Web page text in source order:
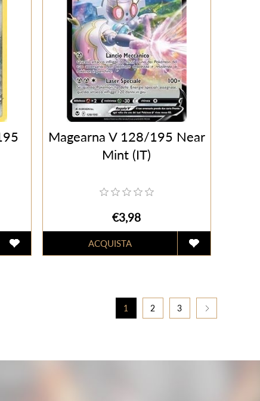
Magearna V 128/195 Near
Mint (IT)
€3,98
1 2 3